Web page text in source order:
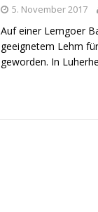
5. November 2017
Auf einer Lemgoer
geeignetem Lehm
geworden. In